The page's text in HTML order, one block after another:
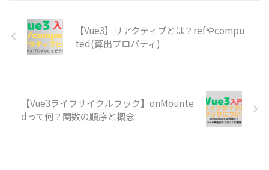
【Vue3】リアクティブとは？refやcompu
ted(算出プロパティ)
【Vue3ライフサイクルフック】onMounte
dって何？関数の順序と概念